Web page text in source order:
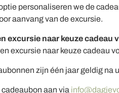
personaliseren we de
aanvang van de excursie.
excursie naar keuze
excursie naar keuze cadeau
zijn één jaar geldig na
cadeaubon aan via